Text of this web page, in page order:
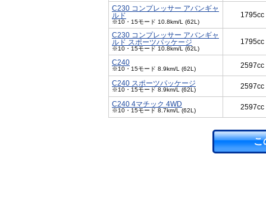
C230 コンプレッサー アバンギャ
ルド
※10・15モード 10.8km/L (62L)
1795cc
C230 コンプレッサー アバンギャ
ルド スポーツパッケージ
※10・15モード 10.8km/L (62L)
1795cc
C240
※10・15モード 8.9km/L (62L) 2597cc
C240 スポーツパッケージ
※10・15モード 8.9km/L (62L) 2597cc
C240 4マチック 4WD
※10・15モード 8.7km/L (62L) 2597cc
こ